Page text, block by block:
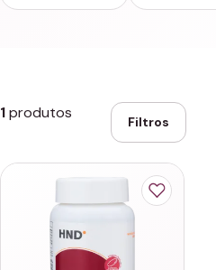
1produtos Filtros